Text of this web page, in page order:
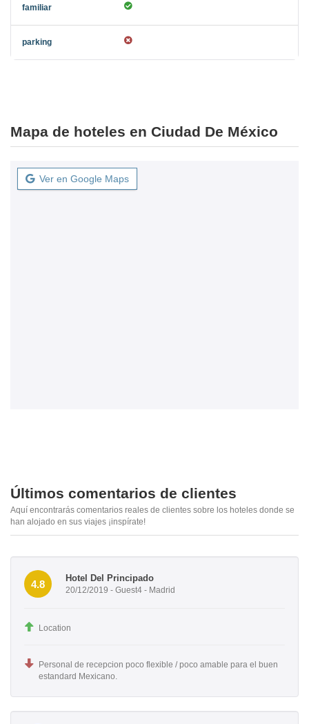
Mapa de hoteles en Ciudad De México
Ver en Google Maps
Últimos comentarios de clientes
Aquí encontrarás comentarios reales de clientes sobre los hoteles donde se
han alojado en sus viajes ¡inspírate!
4.8
Hotel Del Principado
20/12/2019 - Guest4 - Madrid
Location
Personal de recepcion poco flexible / poco amable para el buen
estandard Mexicano.